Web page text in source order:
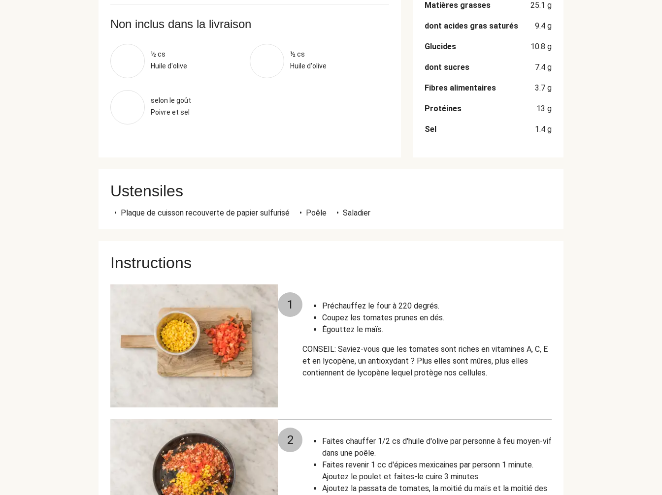
Non inclus dans la livraison
½ cs
Huile d'olive
½ cs
Huile d'olive
selon le goût
Poivre et sel
Matières grasses 25.1 g
dont acides gras saturés 9.4 g
Glucides 10.8 g
dont sucres 7.4 g
Fibres alimentaires 3.7 g
Protéines 13 g
Sel 1.4 g
Ustensiles
• Plaque de cuisson recouverte de papier sulfurisé • Poêle • Saladier
Instructions
1
Préchauffez le four à 220 degrés.
Coupez les tomates prunes en dés.
Égouttez le maïs.
CONSEIL: Saviez-vous que les tomates sont riches en vitamines A, C, E
et en lycopène, un antioxydant ? Plus elles sont mûres, plus elles
contiennent de lycopène lequel protège nos cellules.
2
Faites chauffer 1/2 cs d'huile d'olive par personne à feu moyen-vif
dans une poêle.
Faites revenir 1 cc d'épices mexicaines par personn 1 minute.
Ajoutez le poulet et faites-le cuire 3 minutes.
Ajoutez la passata de tomates, la moitié du maïs et la moitié des